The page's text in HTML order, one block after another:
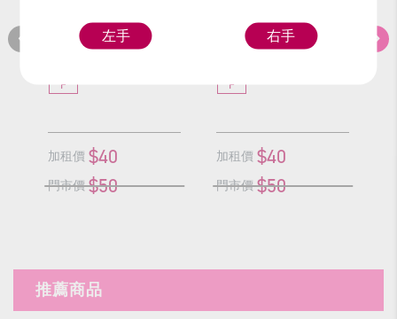
黑長靴(27號)
F
加租價 $40
門市價 $50
黑長靴(25號)
F
加租價 $40
門市價 $50
推薦商品
左手 右手